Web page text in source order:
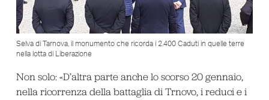
Selva di Tarnova, il monumento che ricorda i 2.400 Caduti in quelle terre
nella lotta di Liberazione
Non solo: «D’altra parte anche lo scorso 20 gennaio,
nella ricorrenza della battaglia di Trnovo, i reduci e i